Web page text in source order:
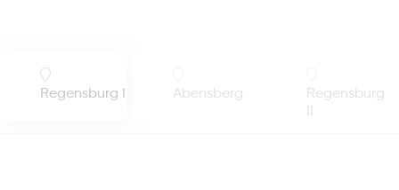
Regensburg I Abensberg
Regensburg